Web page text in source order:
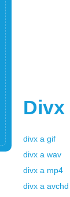
Divx
divx a gif
divx a wav
divx a mp4
divx a avchd